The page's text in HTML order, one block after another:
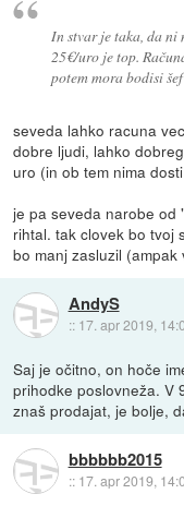
In stvar je taka, da ni
25€/uro je top.
potem mora bodisi
seveda lahko racuna
dobre ljudi, lahko
uro (in ob tem nima
je pa seveda narobe od
rihtal. tak clovek bo tvoj
bo manj zasluzil
AndyS
:: 17. apr 2019,
Saj je očitno, on hoče
prihodke poslovneža. V
znaš prodajat, je bolje,
bbbbbb2015
:: 17. apr 2019,